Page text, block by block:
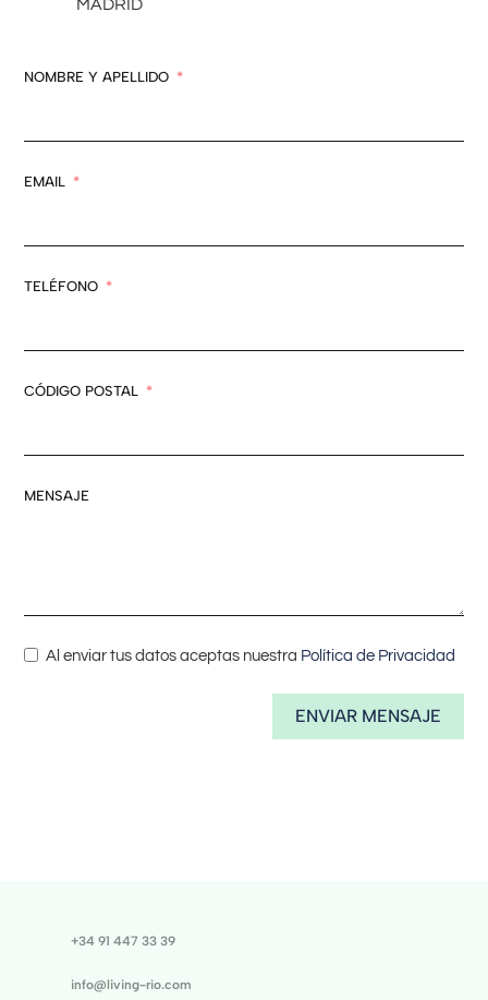
MADRID
NOMBRE Y APELLIDO
EMAIL
TELÉFONO
CÓDIGO POSTAL
MENSAJE
Al enviar tus datos aceptas nuestra Política de Privacidad
ENVIAR MENSAJE
+34 91 447 33 39
info@living-rio.com